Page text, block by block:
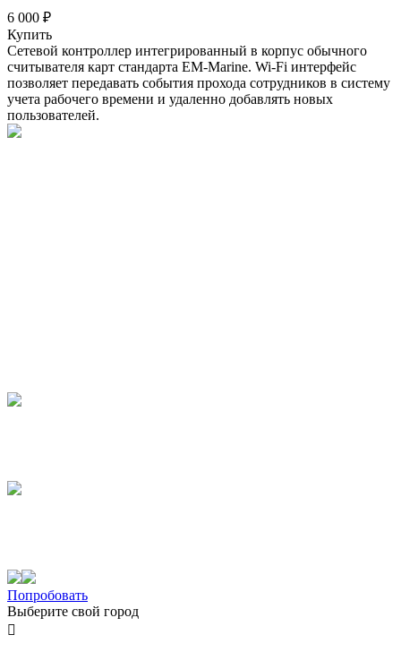
6 000 ₽
Купить
Сетевой контроллер интегрированный в корпус обычного
считывателя карт стандарта EM-Marine. Wi-Fi интерфейс
позволяет передавать события прохода сотрудников в систему
учета рабочего времени и удаленно добавлять новых
пользователей.
Попробовать
Выберите свой город
